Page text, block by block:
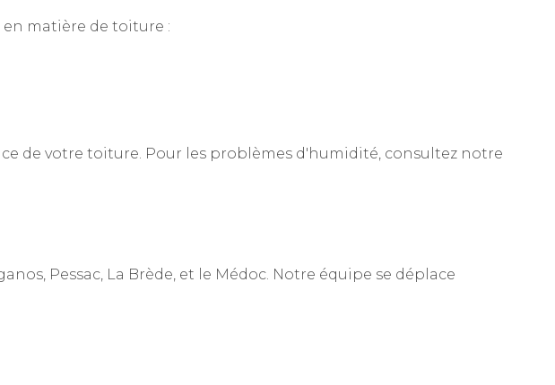
matière de toiture :
de votre toiture. Pour les problèmes d'humidité, consultez notre
Pessac, La Brède, et le Médoc. Notre équipe se déplace